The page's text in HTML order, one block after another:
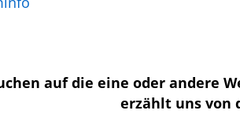
auf die eine oder andere
erzählt uns von